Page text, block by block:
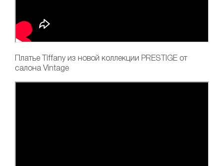
Платье Tiffanyиз новой коллекции PRESTIGE от
салона Vintage